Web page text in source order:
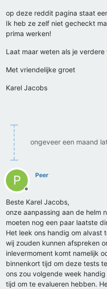
op deze reddit pagina staat
Ik heb ze zelf niet gecheckt
prima werken!
Laat maar weten als je
Met vriendelijke groet
Karel Jacobs
ongeveer een maand
P
Offline
Peer
Beste Karel Jacobs,
onze aanpassing aan de helm
moeten nog een paar laatste
Het leek ons handig om alvast
wij zouden kunnen afspreken
inlevermoment komt namelijk
binnenkort tijd om deze tests
ons zou volgende week
tijd om te evalueren hebben.